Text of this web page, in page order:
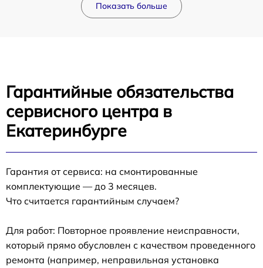
Показать больше
Гарантийные обязательства
сервисного центра в
Екатеринбурге
Гарантия от сервиса: на смонтированные
комплектующие — до 3 месяцев.
Что считается гарантийным случаем?
Для работ: Повторное проявление неисправности,
который прямо обусловлен с качеством проведенного
ремонта (например, неправильная установка